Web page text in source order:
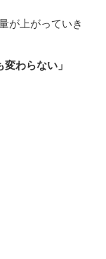
が上がっていき
わらない」